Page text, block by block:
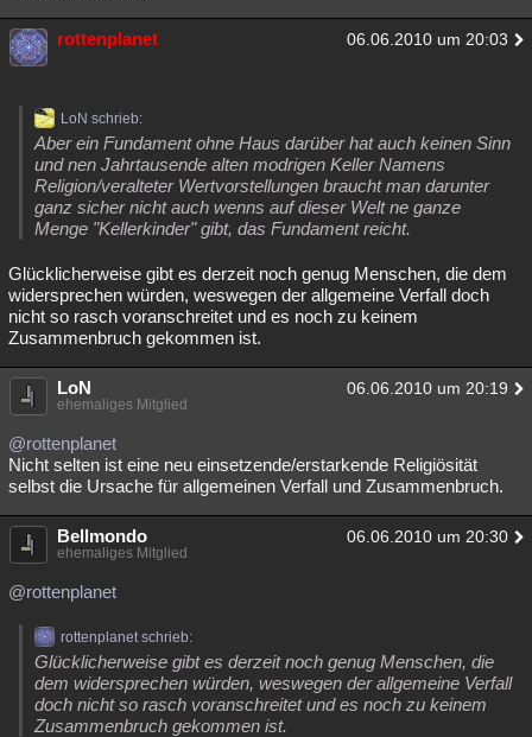
rottenplanet 06.06.2010 um 20:03
LoN schrieb:
Aber ein Fundament ohne Haus darüber hat auch keinen Sinn
und nen Jahrtausende alten modrigen Keller Namens
Religion/veralteter Wertvorstellungen braucht man darunter
ganz sicher nicht auch wenns auf dieser Welt ne ganze
Menge "Kellerkinder" gibt, das Fundament reicht.
Glücklicherweise gibt es derzeit noch genug Menschen, die dem
widersprechen würden, weswegen der allgemeine Verfall doch
nicht so rasch voranschreitet und es noch zu keinem
Zusammenbruch gekommen ist.
LoN 06.06.2010 um 20:19
ehemaliges Mitglied
@rottenplanet
Nicht selten ist eine neu einsetzende/erstarkende Religiösität
selbst die Ursache für allgemeinen Verfall und Zusammenbruch.
Bellmondo 06.06.2010 um 20:30
ehemaliges Mitglied
@rottenplanet
rottenplanet schrieb:
Glücklicherweise gibt es derzeit noch genug Menschen, die
dem widersprechen würden, weswegen der allgemeine Verfall
doch nicht so rasch voranschreitet und es noch zu keinem
Zusammenbruch gekommen ist.